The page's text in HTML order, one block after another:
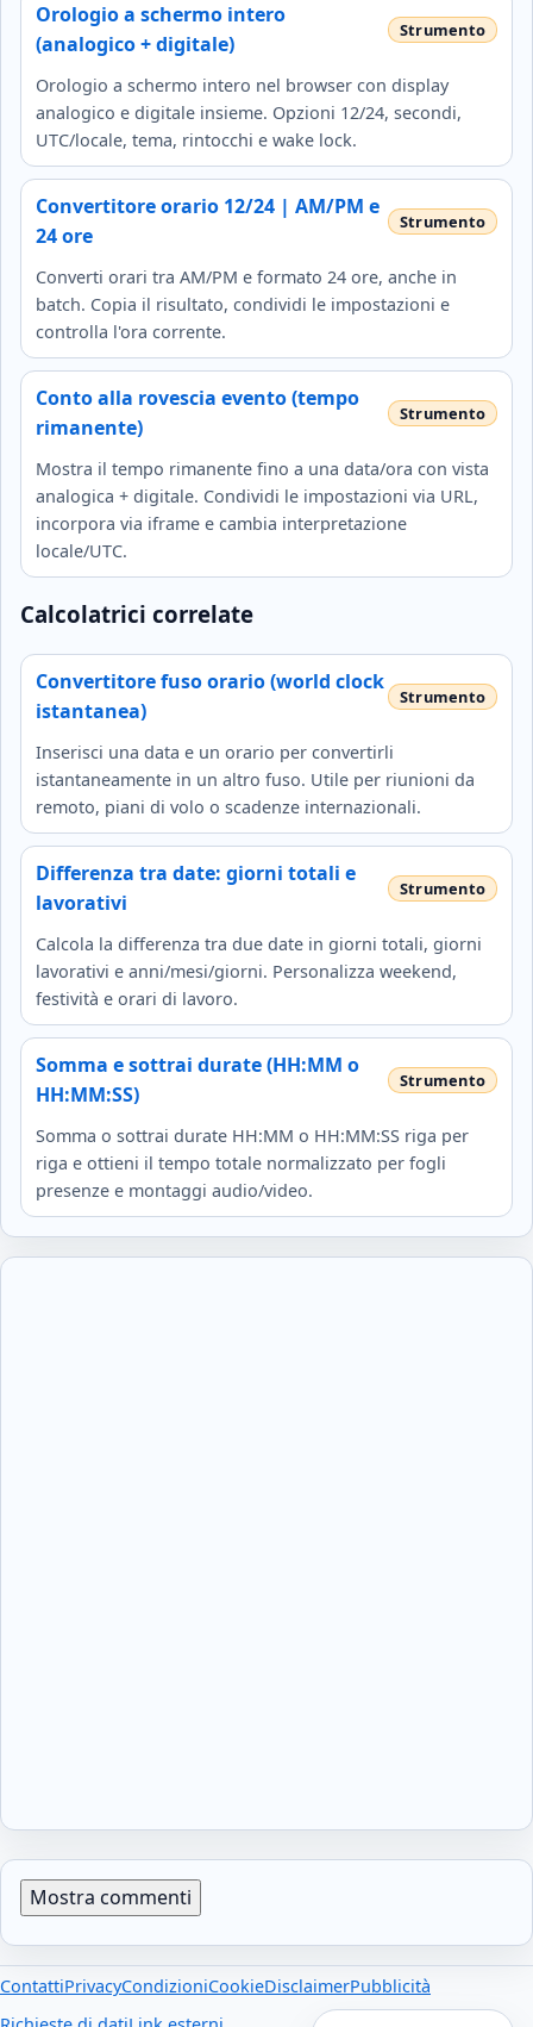
Orologio a schermo intero
(analogico + digitale)
Orologio a schermo intero nel browser con display
analogico e digitale insieme. Opzioni 12/24, secondi,
UTC/locale, tema, rintocchi e wake lock.
Convertitore orario 12/24 | AM/PM e
24 ore
Converti orari tra AM/PM e formato 24 ore, anche in
batch. Copia il risultato, condividi le impostazioni e
controlla l'ora corrente.
Conto alla rovescia evento (tempo
rimanente)
Mostra il tempo rimanente fino a una data/ora con vista
analogica + digitale. Condividi le impostazioni via URL,
incorpora via iframe e cambia interpretazione
locale/UTC.
Calcolatrici correlate
Convertitore fuso orario (world clock
istantanea)
Inserisci una data e un orario per convertirli
istantaneamente in un altro fuso. Utile per riunioni da
remoto, piani di volo o scadenze internazionali.
Differenza tra date: giorni totali e
lavorativi
Calcola la differenza tra due date in giorni totali, giorni
lavorativi e anni/mesi/giorni. Personalizza weekend,
festività e orari di lavoro.
Somma e sottrai durate (HH:MM o
HH:MM:SS)
Somma o sottrai durate HH:MM o HH:MM:SS riga per
riga e ottieni il tempo totale normalizzato per fogli
presenze e montaggi audio/video.
Mostra commenti
ContattiPrivacyCondizioniCookieDisclaimerPubblicità